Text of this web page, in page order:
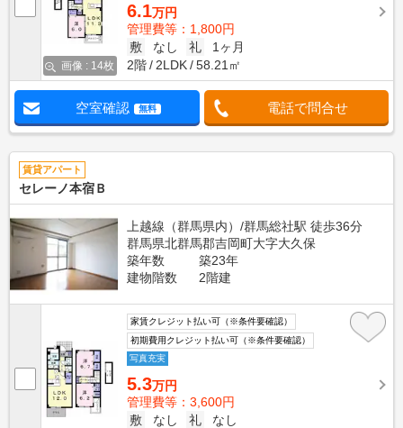
画像 : 14枚
6.1万円
管理費等：1,800円
敷
なし 礼
1ヶ月
2階
2LDK 58.21㎡
空室確認 無料 電話で問合せ
賃貸アパート
セレーノ本宿Ｂ
上越線（群馬県内）/群馬総社駅 徒歩36分
群馬県北群馬郡吉岡町大字大久保
築年数
築23年
建物階数
2階建
家賃クレジット払い可（※条件要確認）
初期費用クレジット払い可（※条件要確認）
写真充実
5.3万円
管理費等：3,600円
敷
なし 礼
なし